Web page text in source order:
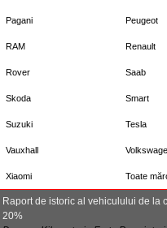
Pagani Peugeot
RAM Renault
Rover Saab
Skoda Smart
Suzuki Tesla
Vauxhall
Xiaomi Toate
Raport de istoric al vehiculului de la
20%